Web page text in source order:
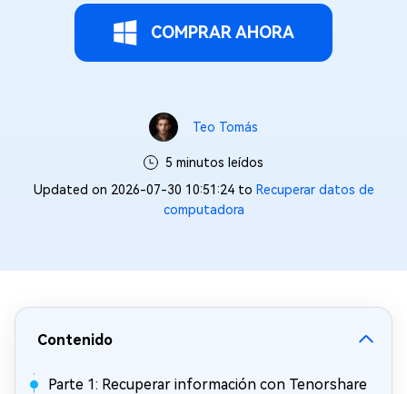
COMPRAR AHORA
Teo Tomás
5 minutos leídos
Updated on 2026-07-30 10:51:24 to Recuperar datos de
computadora
Contenido
Parte 1: Recuperar información con Tenorshare